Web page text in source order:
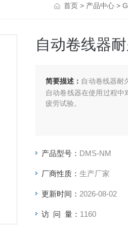
首页 > 产品中心 >
自动卷线器
简要描述： 自动卷线器耐
自动卷线器在使用过程
疲劳试验。
产品型号： DMS-NM
厂商性质： 生产厂家
更新时间： 2026-08-02
访 问 量： 1160